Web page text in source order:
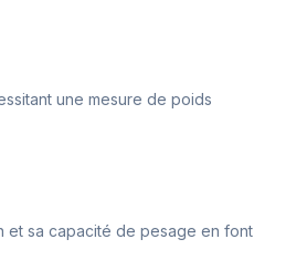
une mesure de poids
et sa capacité de pesage en font